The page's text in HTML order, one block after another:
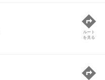
ルート
を見る